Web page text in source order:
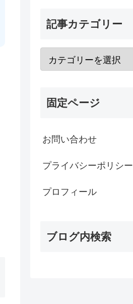
記事カテゴリー
固定ページ
お問い合わせ
プライバシーポリシー
プロフィール
ブログ内検索